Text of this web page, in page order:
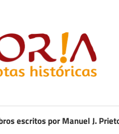
escritos por Manuel J.